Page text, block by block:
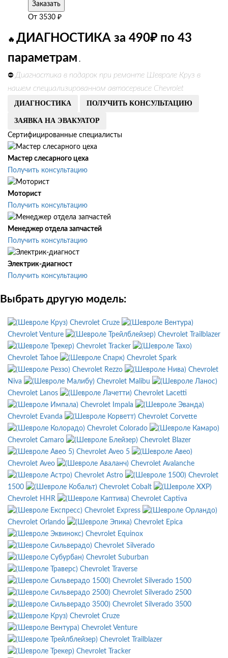
Заказать
От 3530 ₽
🔥 ДИАГНОСТИКА за 490₽ по 43
параметрам .
⛔ Диагностика в подарок при ремонте Шевроле Круз в
нашем специализированном автосервисе Chevrolet
ДИАГНОСТИКА ПОЛУЧИТЬ КОНСУЛЬТАЦИЮ
ЗАЯВКА НА ЭВАКУАТОР
Сертифицированные специалисты
Мастер слесарного цеха
Получить консультацию
Моторист
Получить консультацию
Менеджер отдела запчастей
Получить консультацию
Электрик-диагност
Получить консультацию
Выбрать другую модель:
Chevrolet Cruze
Chevrolet Venture
Chevrolet Trailblazer
Chevrolet Tracker
Chevrolet Tahoe
Chevrolet Spark
Chevrolet Rezzo
Chevrolet
Niva
Chevrolet Malibu
Chevrolet Lanos
Chevrolet Lacetti
Chevrolet Impala
Chevrolet Evanda
Chevrolet Corvette
Chevrolet Colorado
Chevrolet Camaro
Chevrolet Blazer
Chevrolet Aveo 5
Chevrolet Aveo
Chevrolet Avalanche
Chevrolet Astro
Chevrolet
1500
Chevrolet Cobalt
Chevrolet HHR
Chevrolet Captiva
Chevrolet Express
Chevrolet Orlando
Chevrolet Epica
Chevrolet Equinox
Chevrolet Silverado
Chevrolet Suburban
Chevrolet Traverse
Chevrolet Silverado 1500
Chevrolet Silverado 2500
Chevrolet Silverado 3500
Chevrolet Cruze
Chevrolet Venture
Chevrolet Trailblazer
Chevrolet Tracker